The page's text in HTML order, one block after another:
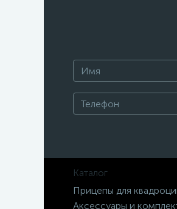
Каталог
Прицепы для
Аксессуары и